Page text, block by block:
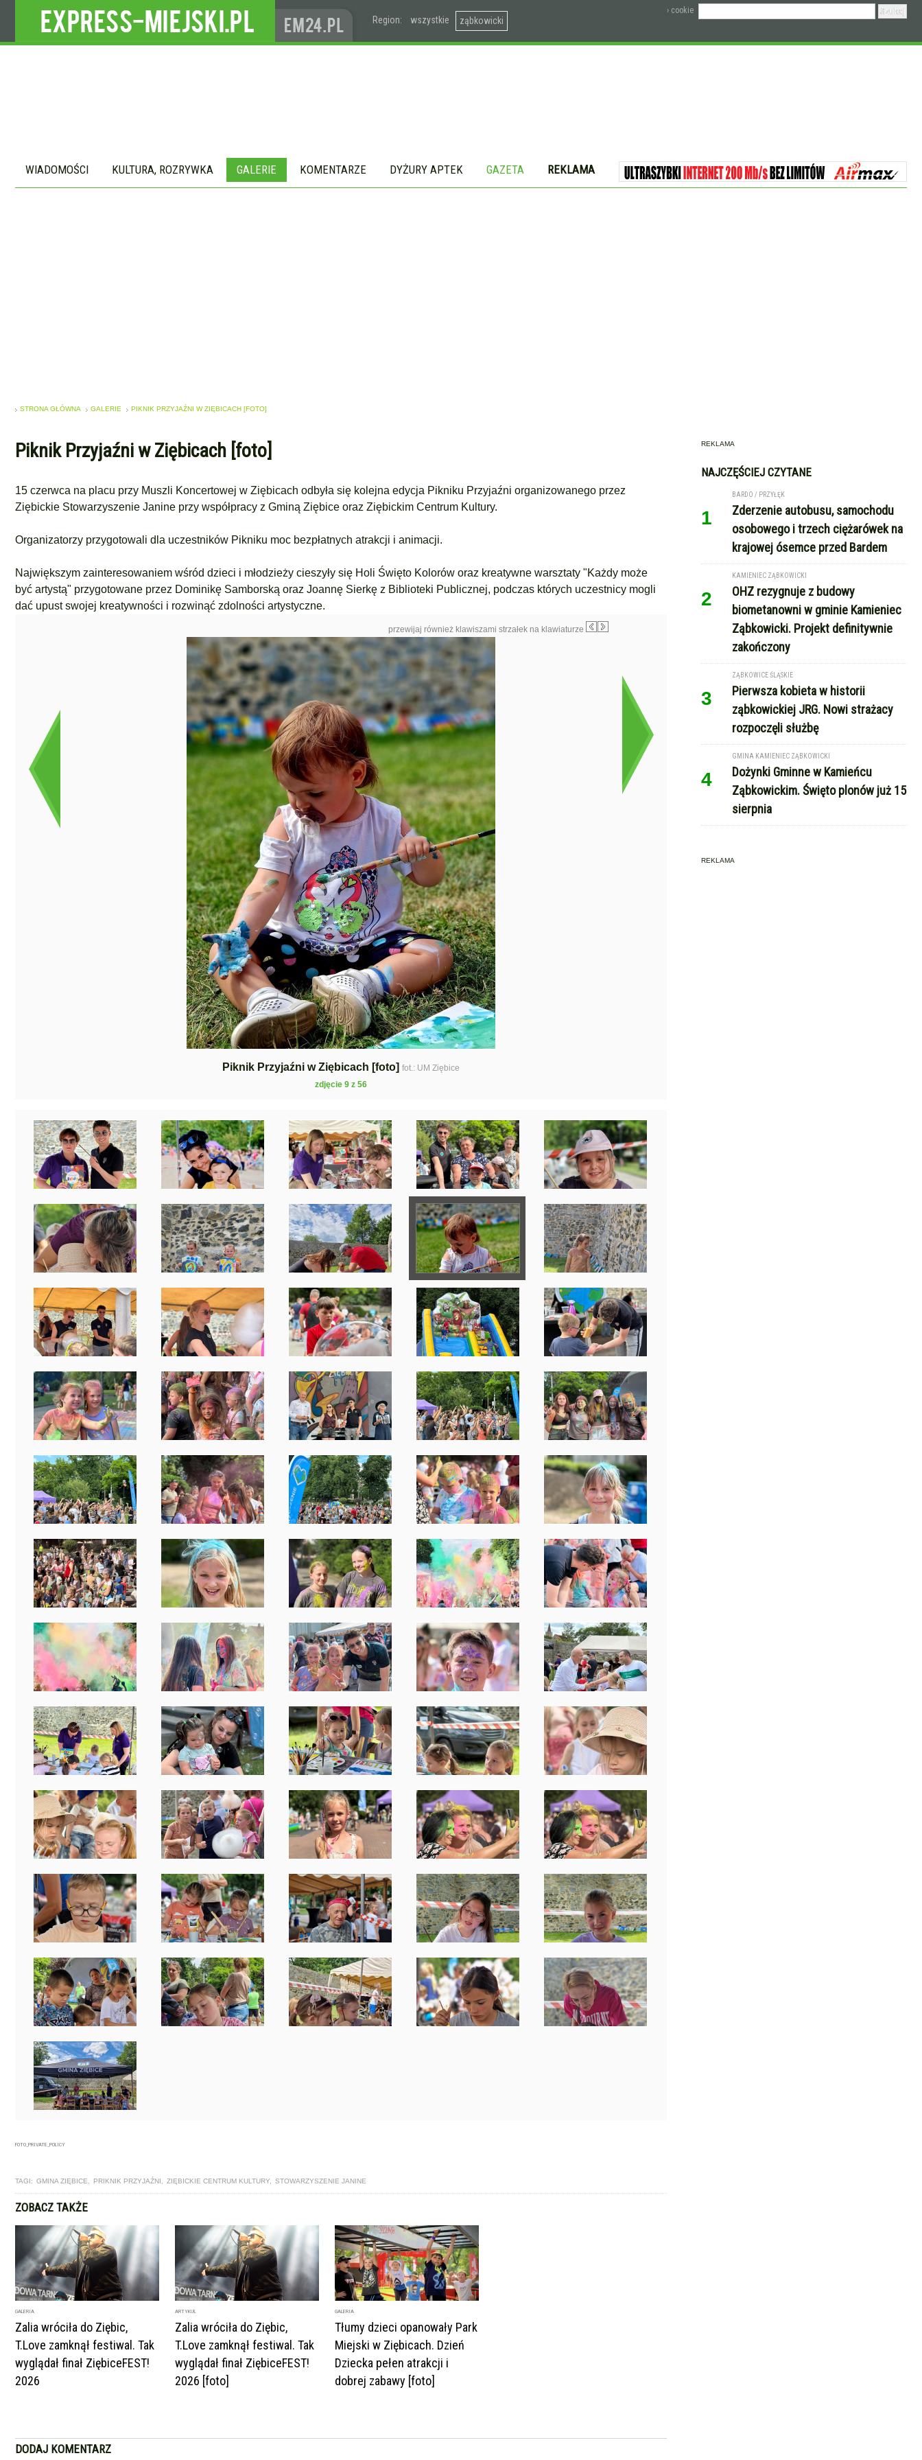
Region: wszystkie ząbkowicki
› cookie
WIADOMOŚCI KULTURA, ROZRYWKA GALERIE KOMENTARZE DYŻURY APTEK GAZETA REKLAMA
STRONA GŁÓWNA GALERIE PIKNIK PRZYJAŹNI W ZIĘBICACH [FOTO]
Piknik Przyjaźni w Ziębicach [foto]
15 czerwca na placu przy Muszli Koncertowej w Ziębicach odbyła się kolejna edycja Pikniku Przyjaźni organizowanego przez
Ziębickie Stowarzyszenie Janine przy współpracy z Gminą Ziębice oraz Ziębickim Centrum Kultury.
Organizatorzy przygotowali dla uczestników Pikniku moc bezpłatnych atrakcji i animacji.
Największym zainteresowaniem wśród dzieci i młodzieży cieszyły się Holi Święto Kolorów oraz kreatywne warsztaty "Każdy może
być artystą" przygotowane przez Dominikę Samborską oraz Joannę Sierkę z Biblioteki Publicznej, podczas których uczestnicy mogli
dać upust swojej kreatywności i rozwinąć zdolności artystyczne.
przewijaj również klawiszami strzałek na klawiaturze
Piknik Przyjaźni w Ziębicach [foto] fot.: UM Ziębice
zdjęcie 9 z 56
FOTO_PRIVATE_POLICY
TAGI: GMINA ZIĘBICE PRIKNIK PRZYJAŹNI ZIĘBICKIE CENTRUM KULTURY STOWARZYSZENIE JANINE
ZOBACZ TAKŻE
GALERIA
Zalia wróciła do Ziębic,
T.Love zamknął festiwal. Tak
wyglądał finał ZiębiceFEST!
2026
ARTYKUŁ
Zalia wróciła do Ziębic,
T.Love zamknął festiwal. Tak
wyglądał finał ZiębiceFEST!
2026 [foto]
GALERIA
Tłumy dzieci opanowały Park
Miejski w Ziębicach. Dzień
Dziecka pełen atrakcji i
dobrej zabawy [foto]
DODAJ KOMENTARZ
REKLAMA
NAJCZĘŚCIEJ CZYTANE
1
BARDO / PRZYŁĘK
Zderzenie autobusu, samochodu
osobowego i trzech ciężarówek na
krajowej ósemce przed Bardem
2
KAMIENIEC ZĄBKOWICKI
OHZ rezygnuje z budowy
biometanowni w gminie Kamieniec
Ząbkowicki. Projekt definitywnie
zakończony
3
ZĄBKOWICE ŚLĄSKIE
Pierwsza kobieta w historii
ząbkowickiej JRG. Nowi strażacy
rozpoczęli służbę
4
GMINA KAMIENIEC ZĄBKOWICKI
Dożynki Gminne w Kamieńcu
Ząbkowickim. Święto plonów już 15
sierpnia
REKLAMA